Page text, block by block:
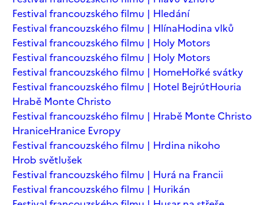
Festival francouzského filmu | Hledání
Festival francouzského filmu | HlínaHodina vlků
Festival francouzského filmu | Holy Motors
Festival francouzského filmu | Holy Motors
Festival francouzského filmu | HomeHořké svátky
Festival francouzského filmu | Hotel BejrútHouria
Hrabě Monte Christo
Festival francouzského filmu | Hrabě Monte Christo
HraniceHranice Evropy
Festival francouzského filmu | Hrdina nikoho
Hrob světlušek
Festival francouzského filmu | Hurá na Francii
Festival francouzského filmu | Hurikán